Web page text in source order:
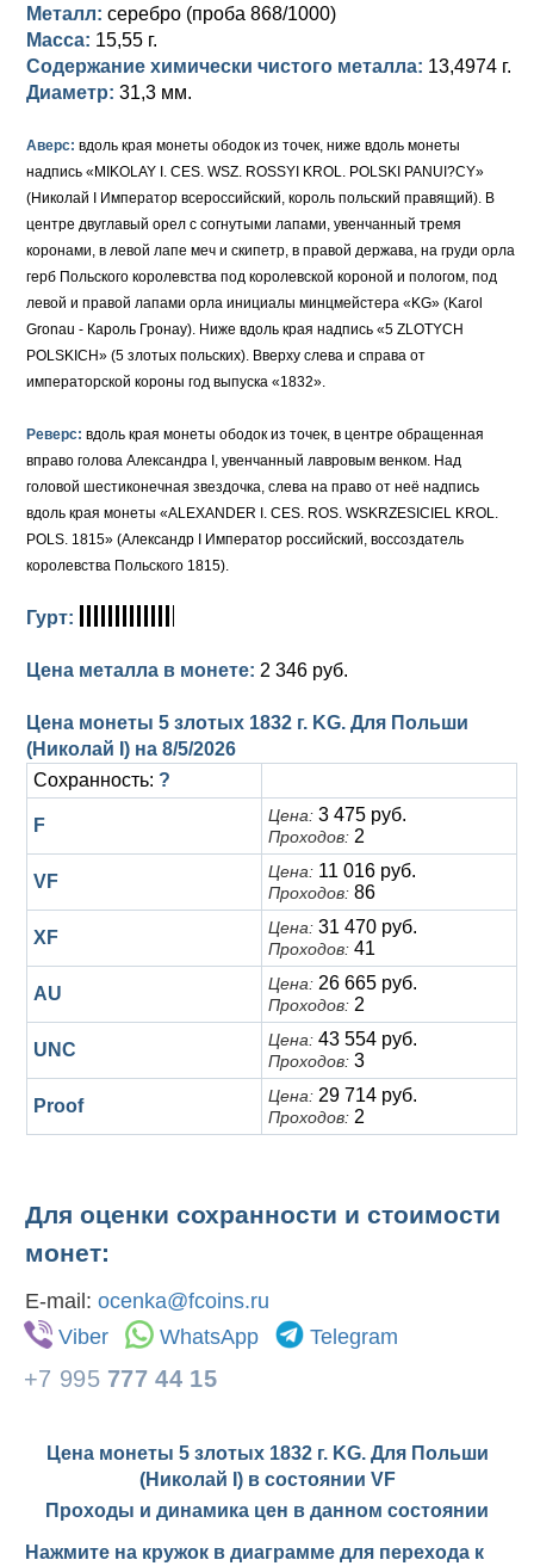
Русско-Польские
Для Польши
Для Грузии
Для Польши
Медь
Серебро
Медь
Для Молдавии и Валахии
Таврические монеты
Елизавета I (1741-1762)
Золото
Медь
Для Пруссии
Альбертусталер
Иоанн Антонович (1740-1741)
Петр II (1727-1730)
Екатерина I (1725-1727)
Золото
Серебро
Для Речи Посполитой
Металл: серебро (проба 868/1000)
Масса: 15,55 г.
Содержание химически чистого металла: 13,4974 г.
Диаметр: 31,3 мм.
Аверс: вдоль края монеты ободок из точек, ниже вдоль монеты
надпись «MIKOLAY I. CES. WSZ. ROSSYI KROL. POLSKI PANUI?CY»
(Николай I Император всероссийский, король польский правящий). В
центре двуглавый орел с согнутыми лапами, увенчанный тремя
коронами, в левой лапе меч и скипетр, в правой держава, на груди орла
герб Польского королевства под королевской короной и пологом, под
левой и правой лапами орла инициалы минцмейстера «KG» (Karol
Gronau - Кароль Гронау). Ниже вдоль края надпись «5 ZLOTYCH
POLSKICH» (5 злотых польских). Вверху слева и справа от
императорской короны год выпуска «1832».
Реверс: вдоль края монеты ободок из точек, в центре обращенная
вправо голова Александра I, увенчанный лавровым венком. Над
головой шестиконечная звездочка, слева на право от неё надпись
вдоль края монеты «ALEXANDER I. CES. ROS. WSKRZESICIEL KROL.
POLS. 1815» (Александр I Император российский, воссоздатель
королевства Польского 1815).
Гурт:
Цена металла в монете: 2 346 руб.
Цена монеты 5 злотых 1832 г. KG. Для Польши
(Николай I) на 8/5/2026
Сохранность: ?
F Цена: 3 475 руб.
Проходов: 2
VF Цена: 11 016 руб.
Проходов: 86
XF Цена: 31 470 руб.
Проходов: 41
AU Цена: 26 665 руб.
Проходов: 2
UNC Цена: 43 554 руб.
Проходов: 3
Proof Цена: 29 714 руб.
Проходов: 2
Для оценки сохранности и стоимости
монет:
E-mail: ocenka@fcoins.ru
Viber
WhatsApp Telegram
+7 995 777 44 15
Цена монеты 5 злотых 1832 г. KG. Для Польши
(Николай I) в состоянии VF
Проходы и динамика цен в данном состоянии
Нажмите на кружок в диаграмме для перехода к